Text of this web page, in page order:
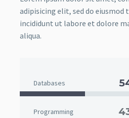
adipisicing elit, sed do eiusmod
incididunt ut labore et dolore
aliqua.
Databases
Programming